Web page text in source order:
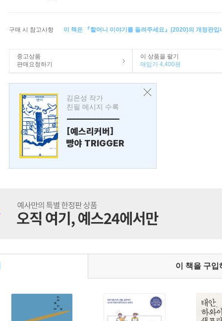
구매 시 참고사항 이 책은 『할머니 이야기를 들려주세요』(2020)의 개정판입
중고상품
판매요청하기
이 상품을 팔기
매입가 4,400원
김은성 작가
친필 메시지 수록
---------------
[예스리커버]
빵야 TRIGGER
이 책을 구입